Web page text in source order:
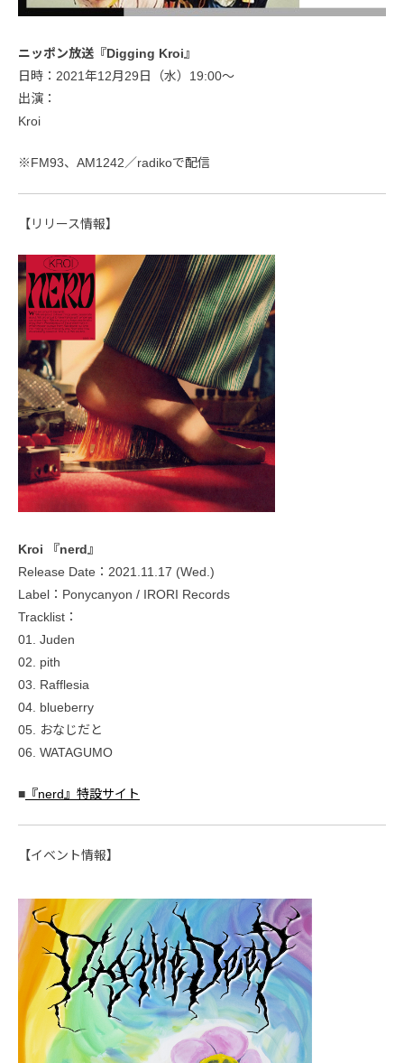
ニッポン放送『Digging Kroi』
日時：2021年12月29日（水）19:00～
出演：
Kroi
※FM93、AM1242／radikoで配信
【リリース情報】
Kroi 『nerd』
Release Date：2021.11.17 (Wed.)
Label：Ponycanyon / IRORI Records
Tracklist：
01. Juden
02. pith
03. Rafflesia
04. blueberry
05. おなじだと
06. WATAGUMO
■ 『nerd』特設サイト
【イベント情報】